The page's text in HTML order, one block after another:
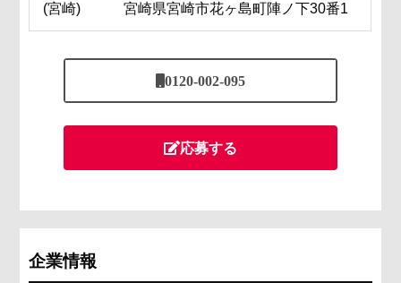
(宮崎) 宮崎県宮崎市花ヶ島町陣ノ下30番1
0120-002-095
応募する
企業情報